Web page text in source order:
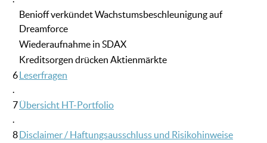
Benioff verkündet Wachstumsbeschleunigung auf
Dreamforce
Wiederaufnahme in SDAX
Kreditsorgen drücken Aktienmärkte
6
.
Leserfragen
7
.
Übersicht HT-Portfolio
8Disclaimer / Haftungsausschluss und Risikohinweise